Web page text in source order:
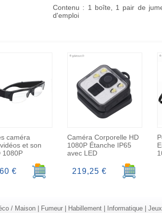
Contenu : 1 boîte, 1 pair de
d'emploi
caméra
et son
1080P
Ajouter au panier
€
Caméra Corporelle HD
1080P Étanche IP65
avec LED
Ajouter
219,25 €
/ Maison| Fumeur| Habillement| Informatique|